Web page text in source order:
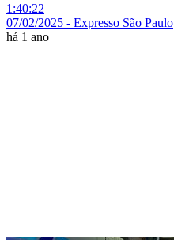
1:40:22
07/02/2025 - Expresso São Paulo
há 1 ano